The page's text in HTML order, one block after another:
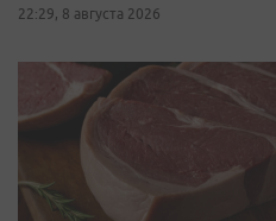
22:29, 8 августа 2026